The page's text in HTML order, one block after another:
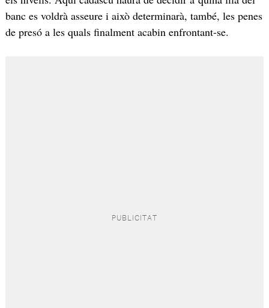
banc es voldrà asseure i això determinarà, també, les penes
de presó a les quals finalment acabin enfrontant-se.